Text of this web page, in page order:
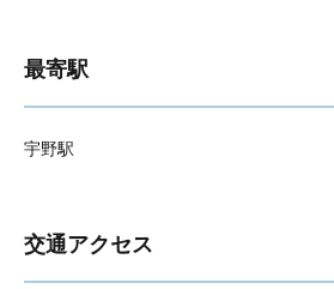
最寄駅
宇野駅
交通アクセス